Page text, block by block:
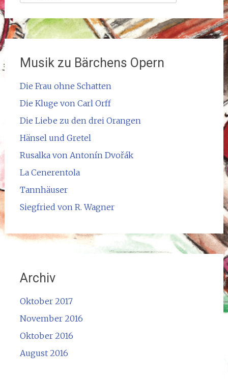
nach:
Musik zu Bärchens Opern
Die Frau ohne Schatten
Die Kluge von Carl Orff
Die Liebe zu den drei Orangen
Hänsel und Gretel
Rusalka von Antonín Dvořák
La Cenerentola
Tannhäuser
Siegfried von R. Wagner
Archiv
Oktober 2017
November 2016
Oktober 2016
August 2016